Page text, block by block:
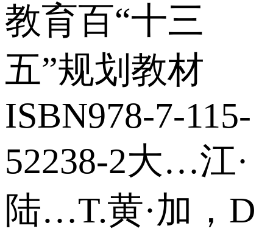
教育百“十三
五”规划教材
ISBN978-7-115-
52238-2大…江·
陆…T.黄·加，D